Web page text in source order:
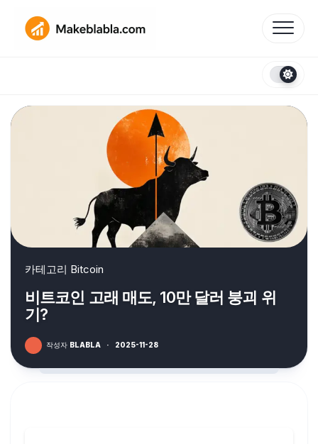
content
카테고리 Bitcoin
비트코인 고래 매도, 10만 달러 붕괴 위
기?
작성자 BLABLA · 2025-11-28